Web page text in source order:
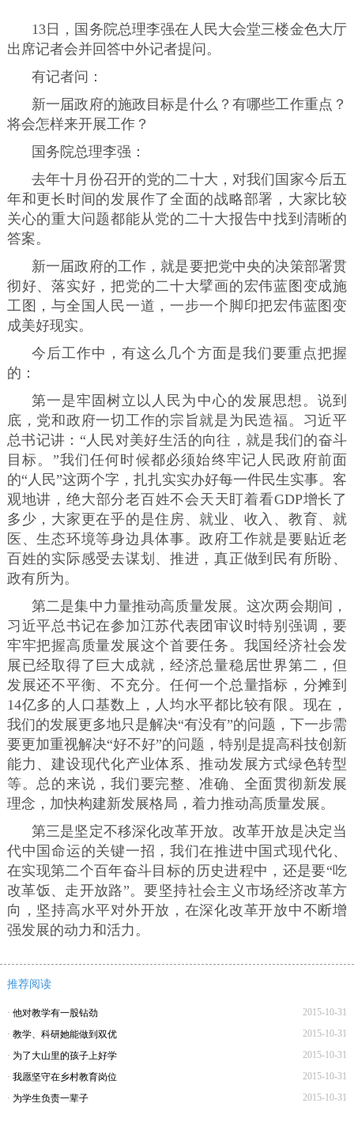
13日，国务院总理李强在人民大会堂三楼金色大厅
出席记者会并回答中外记者提问。
有记者问：
新一届政府的施政目标是什么？有哪些工作重点？
将会怎样来开展工作？
国务院总理李强：
去年十月份召开的党的二十大，对我们国家今后五
年和更长时间的发展作了全面的战略部署，大家比较
关心的重大问题都能从党的二十大报告中找到清晰的
答案。
新一届政府的工作，就是要把党中央的决策部署贯
彻好、落实好，把党的二十大擘画的宏伟蓝图变成施
工图，与全国人民一道，一步一个脚印把宏伟蓝图变
成美好现实。
今后工作中，有这么几个方面是我们要重点把握
的：
第一是牢固树立以人民为中心的发展思想。说到
底，党和政府一切工作的宗旨就是为民造福。习近平
总书记讲：“人民对美好生活的向往，就是我们的奋斗
目标。”我们任何时候都必须始终牢记人民政府前面
的“人民”这两个字，扎扎实实办好每一件民生实事。客
观地讲，绝大部分老百姓不会天天盯着看GDP增长了
多少，大家更在乎的是住房、就业、收入、教育、就
医、生态环境等身边具体事。政府工作就是要贴近老
百姓的实际感受去谋划、推进，真正做到民有所盼、
政有所为。
第二是集中力量推动高质量发展。这次两会期间，
习近平总书记在参加江苏代表团审议时特别强调，要
牢牢把握高质量发展这个首要任务。我国经济社会发
展已经取得了巨大成就，经济总量稳居世界第二，但
发展还不平衡、不充分。任何一个总量指标，分摊到
14亿多的人口基数上，人均水平都比较有限。现在，
我们的发展更多地只是解决“有没有”的问题，下一步需
要更加重视解决“好不好”的问题，特别是提高科技创新
能力、建设现代化产业体系、推动发展方式绿色转型
等。总的来说，我们要完整、准确、全面贯彻新发展
理念，加快构建新发展格局，着力推动高质量发展。
第三是坚定不移深化改革开放。改革开放是决定当
代中国命运的关键一招，我们在推进中国式现代化、
在实现第二个百年奋斗目标的历史进程中，还是要“吃
改革饭、走开放路”。要坚持社会主义市场经济改革方
向，坚持高水平对外开放，在深化改革开放中不断增
强发展的动力和活力。
推荐阅读
2015-10-31
· 他对教学有一股钻劲
2015-10-31
· 教学、科研她能做到双优
2015-10-31
· 为了大山里的孩子上好学
2015-10-31
· 我愿坚守在乡村教育岗位
2015-10-31
· 为学生负责一辈子